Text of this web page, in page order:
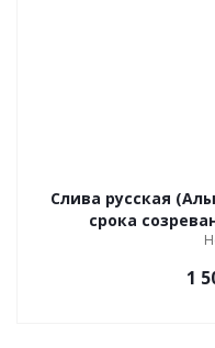
Слива русская
срока
1